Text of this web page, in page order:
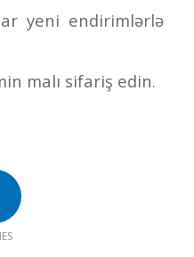
yeni endirimlərlə
malı sifariş edin.